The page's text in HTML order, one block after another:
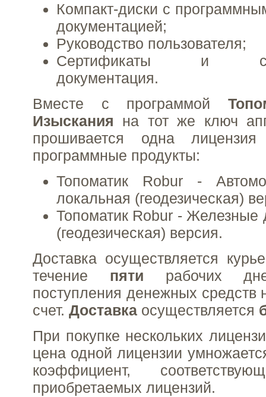
Компакт-диски с
документацией;
Руководство пользователя;
Сертификаты и
документация.
Вместе с программой
Изыскания на тот же ключ
прошивается одна
программные продукты:
Топоматик Robur -
локальная (геодезическая)
Топоматик Robur - Железные
(геодезическая) версия.
Доставка осуществляется
течение пяти рабочих
поступления денежных средств
счет. Доставка осуществляется
При покупке нескольких
цена одной лицензии
коэффициент,
приобретаемых лицензий.